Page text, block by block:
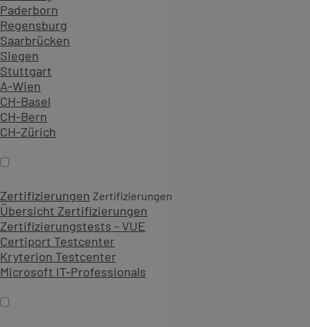
Paderborn
Regensburg
Saarbrücken
Siegen
Stuttgart
A-Wien
CH-Basel
CH-Bern
CH-Zürich
Zertifizierungen Zertifizierungen
Übersicht Zertifizierungen
Zertifizierungstests - VUE
Certiport Testcenter
Kryterion Testcenter
Microsoft IT-Professionals